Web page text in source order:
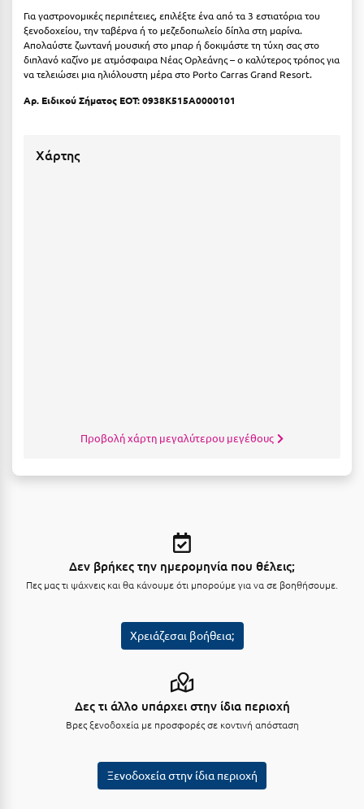
Λεπτοκαρυά
Λέσβος
Λίμνη Πλαστήρα
Μέτσοβο
Μπαλί Κρήτης
Μπούκα Μεσσηνίας
Για γαστρονομικές περιπέτειες, επιλέξτε ένα από τα 3 εστιατόρια του
ξενοδοχείου, την ταβέρνα ή το μεζεδοπωλείο δίπλα στη μαρίνα.
Απολαύστε ζωντανή μουσική στο μπαρ ή δοκιμάστε τη τύχη σας στο
διπλανό καζίνο με ατμόσφαιρα Νέας Ορλεάνης – ο καλύτερος τρόπος για
να τελειώσει μια ηλιόλουστη μέρα στο Porto Carras Grand Resort.
Αρ. Ειδικού Σήματος ΕΟΤ: 0938K515A0000101
Χάρτης
Προβολή χάρτη μεγαλύτερου μεγέθους
Δεν βρήκες την ημερομηνία που θέλεις;
Πες μας τι ψάχνεις και θα κάνουμε ότι μπορούμε για να σε βοηθήσουμε.
Χρειάζεσαι βοήθεια;
Δες τι άλλο υπάρχει στην ίδια περιοχή
Βρες ξενοδοχεία με προσφορές σε κοντινή απόσταση
Ξενοδοχεία στην ίδια περιοχή